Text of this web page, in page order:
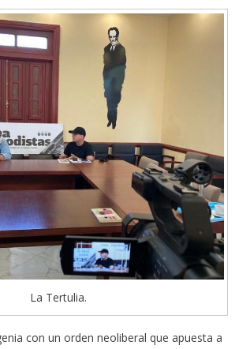
La Tertulia.
con un orden neoliberal que apuesta a